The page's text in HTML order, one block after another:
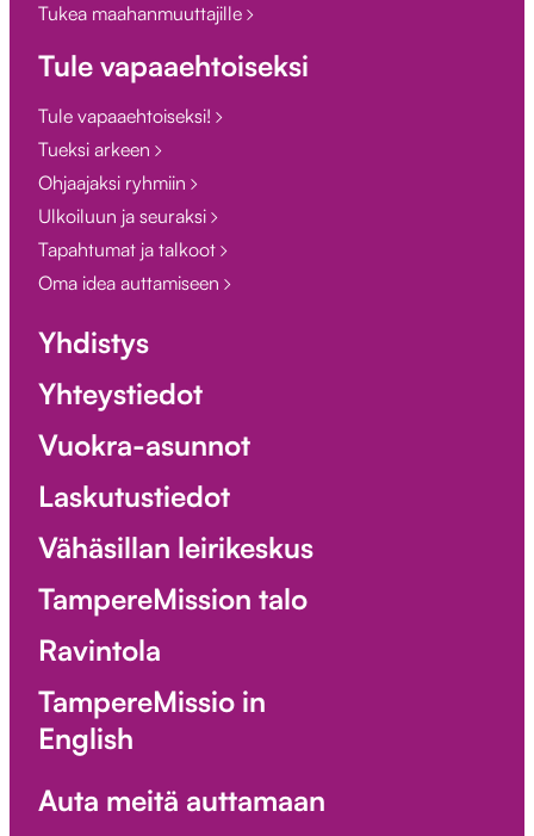
Tukea maahanmuuttajille
Tule vapaaehtoiseksi
Tule vapaaehtoiseksi!
Tueksi arkeen
Ohjaajaksi ryhmiin
Ulkoiluun ja seuraksi
Tapahtumat ja talkoot
Oma idea auttamiseen
Yhdistys
Yhteystiedot
Vuokra-asunnot
Laskutustiedot
Vähäsillan leirikeskus
TampereMission talo
Ravintola
TampereMissio in
English
Auta meitä auttamaan